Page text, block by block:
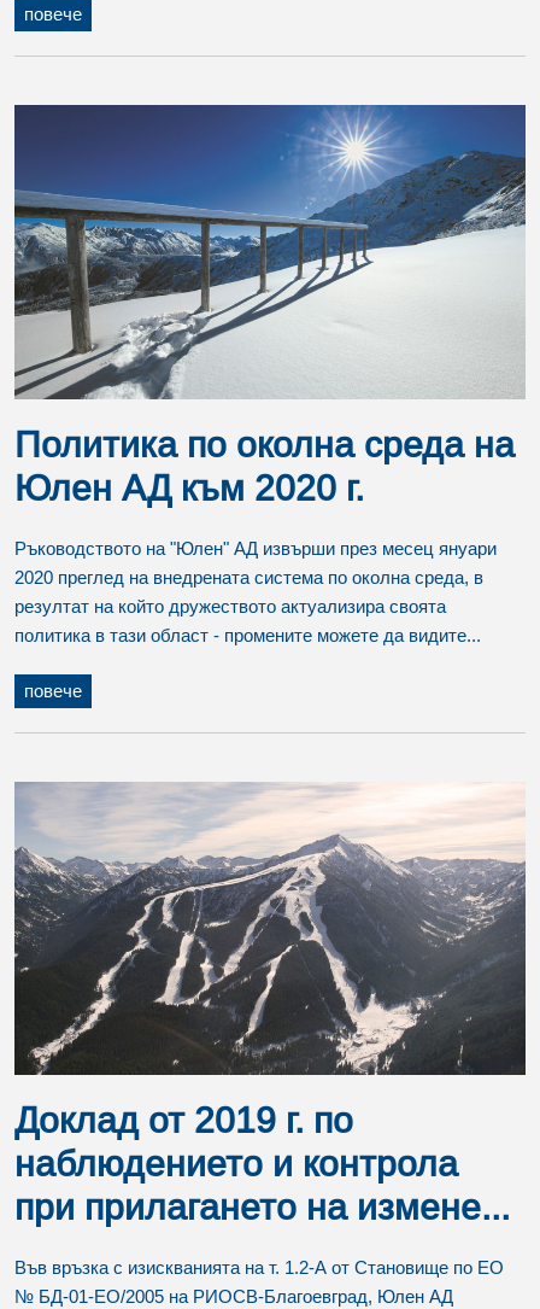
повече
Политика по околна среда на
Юлен АД към 2020 г.
Ръководството на "Юлен" АД извърши през месец януари
2020 преглед на внедрената система по околна среда, в
резултат на който дружеството актуализира своята
политика в тази област - промените можете да видите...
повече
Доклад от 2019 г. по
наблюдението и контрола
при прилагането на измене...
Във връзка с изискванията на т. 1.2-А от Становище по ЕО
№ БД-01-ЕО/2005 на РИОСВ-Благоевград, Юлен АД